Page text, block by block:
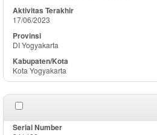
17/06/2023
DI Yogyakarta
Kota Yogyakarta